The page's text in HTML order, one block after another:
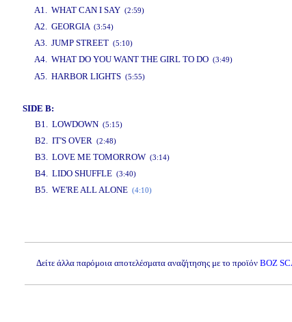
A1. WHAT CAN I SAY (2:59)
A2. GEORGIA (3:54)
A3. JUMP STREET (5:10)
A4. WHAT DO YOU WANT THE GIRL TO DO (3:49)
A5. HARBOR LIGHTS (5:55)
SIDE B:
B1. LOWDOWN (5:15)
B2. IT'S OVER (2:48)
B3. LOVE ME TOMORROW (3:14)
B4. LIDO SHUFFLE (3:40)
B5. WE'RE ALL ALONE (4:10)
Δείτε άλλα παρόμοια αποτελέσματα αναζήτησης με το προϊόν BOZ